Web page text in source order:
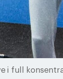
i full